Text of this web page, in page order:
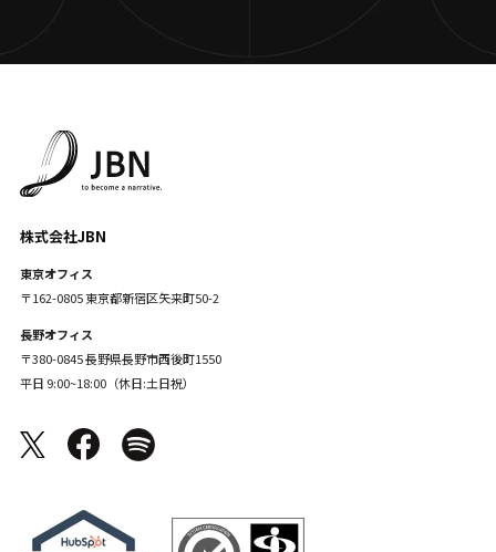
株式会社JBN
東京オフィス
〒162-0805 東京都新宿区矢来町50-2
長野オフィス
〒380-0845 長野県長野市西後町1550
平日 9:00~18:00（休日:土日祝）